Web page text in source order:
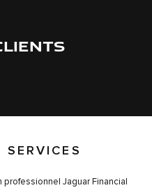
Jaguar Financial